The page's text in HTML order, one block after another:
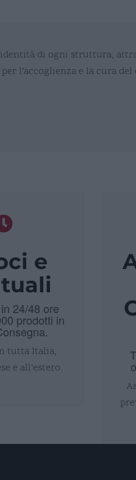
di ogni struttura,
l’accoglienza e la cura
e
24/48 ore
prodotti in
tutta Italia,
e all’estero.